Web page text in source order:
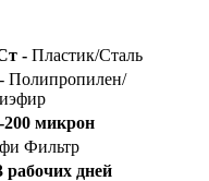
- Пластик/Сталь
- Полипропилен/
200 микрон
Фильтр
рабочих дней